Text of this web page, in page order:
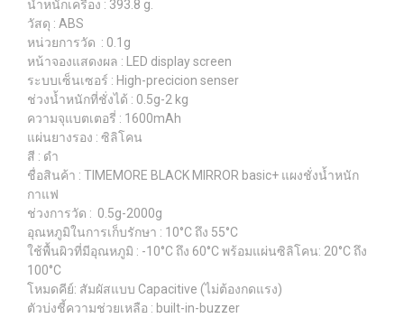
น้ำหนักเครือง : 393.8 g.
วัสดุ : ABS
หน่วยการวัด : 0.1g
หน้าจองแสดงผล : LED display screen
ระบบเซ็นเซอร์ : High-precicion senser
ช่วงน้ำหนักที่ชั่งได้ : 0.5g-2 kg
ความจุแบตเตอรี่ : 1600mAh
แผ่นยางรอง : ซิลิโคน
สี : ดำ
ชื่อสินค้า : TIMEMORE BLACK MIRROR basic+ แผงชั่งน้ำหนัก
กาแฟ
ช่วงการวัด : 0.5g-2000g
อุณหภูมิในการเก็บรักษา : 10°C ถึง 55°C
ใช้พื้นผิวที่มีอุณหภูมิ : -10°C ถึง 60°C พร้อมแผ่นซิลิโคน: 20°C ถึง
100°C
โหมดคีย์: สัมผัสแบบ Capacitive (ไม่ต้องกดแรง)
ตัวบ่งชี้ความช่วยเหลือ : built-in-buzzer